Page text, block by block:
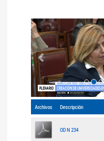
Anterior
Archivos Descripción
OD N 234